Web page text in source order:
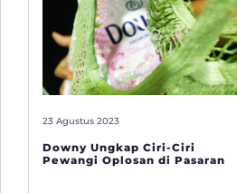
23 Agustus 2023
Downy Ungkap Ciri-Ciri
Pewangi Oplosan di Pasaran